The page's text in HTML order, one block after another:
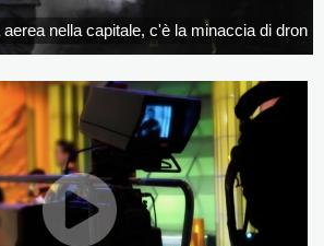
da presidente della Colombia e promette la
di riaprire il caso della vasca del
accordo a breve con l'Iran, poi via il blocco
nella capitale, c'è la minaccia di droni